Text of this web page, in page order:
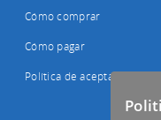
Cómo comprar
Cómo pagar
Política de aceptación de